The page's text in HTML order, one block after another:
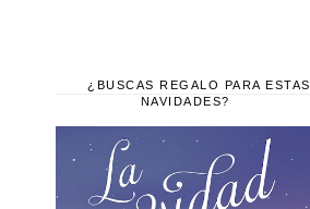
¿BUSCAS REGALO PARA ESTAS
NAVIDADES?